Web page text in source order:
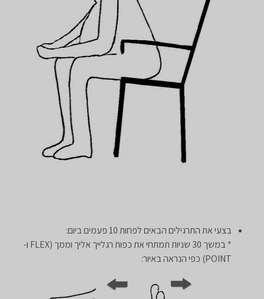
בצעי את התרגילים הבאים לפחות 10 פעמים ביום:
* במשך 30 שניות תמתחי את כפות רגלייך אליך וממך (FLEX ו-
POINT) כפי הנראה באיור: